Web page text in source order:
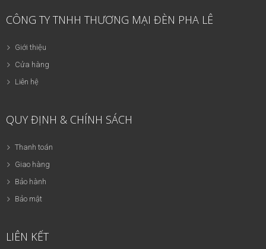
CÔNG TY TNHH THƯƠNG MẠI ĐÈN PHA LÊ
Giới thiệu
Cửa hàng
Liên hệ
QUY ĐỊNH & CHÍNH SÁCH
Thanh toán
Giao hàng
Bảo hành
Bảo mật
LIÊN KẾT